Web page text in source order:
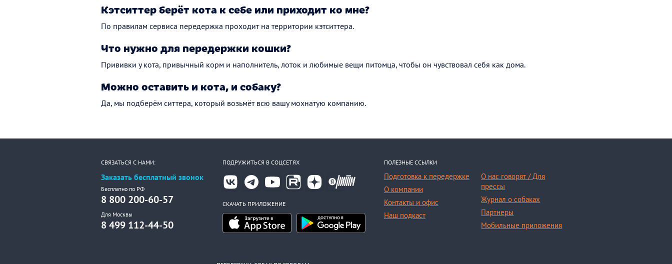
Кэтситтер берёт кота к себе или приходит ко мне?
По правилам сервиса передержка проходит на территории кэтситтера.
Что нужно для передержки кошки?
Прививки у кота, привычный корм и наполнитель, лоток и любимые вещи питомца, чтобы он чувствовал себя как дома.
Можно оставить и кота, и собаку?
Да, мы подберём ситтера, который возьмёт всю вашу мохнатую компанию.
СВЯЗАТЬСЯ С НАМИ:
Заказать бесплатный звонок
Бесплатно по РФ
8 800 200-60-57
Для Москвы
8 499 112-44-50
ПОДРУЖИТЬСЯ В СОЦСЕТЯХ
СКАЧАТЬ ПРИЛОЖЕНИЕ
ПОЛЕЗНЫЕ ССЫЛКИ
Подготовка к передержке
О компании
Контакты и офис
Наш подкаст
О нас говорят / Для
прессы
Журнал о собаках
Партнеры
Мобильные приложения